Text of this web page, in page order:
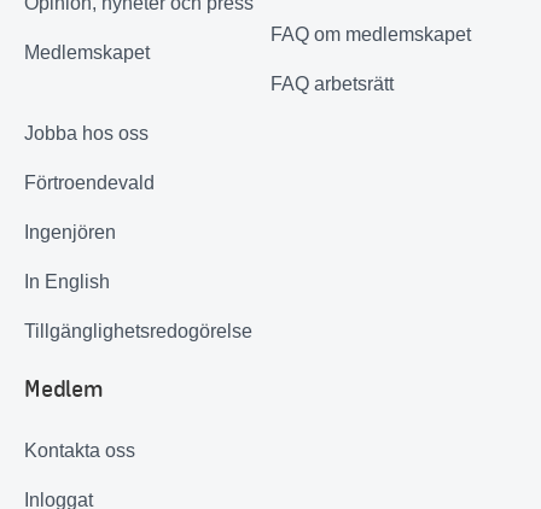
Medlemskapet
FAQ om medlemskapet
FAQ arbetsrätt
Jobba hos oss
Förtroendevald
Ingenjören
In English
Tillgänglighetsredogörelse
Medlem
Kontakta oss
Inloggat